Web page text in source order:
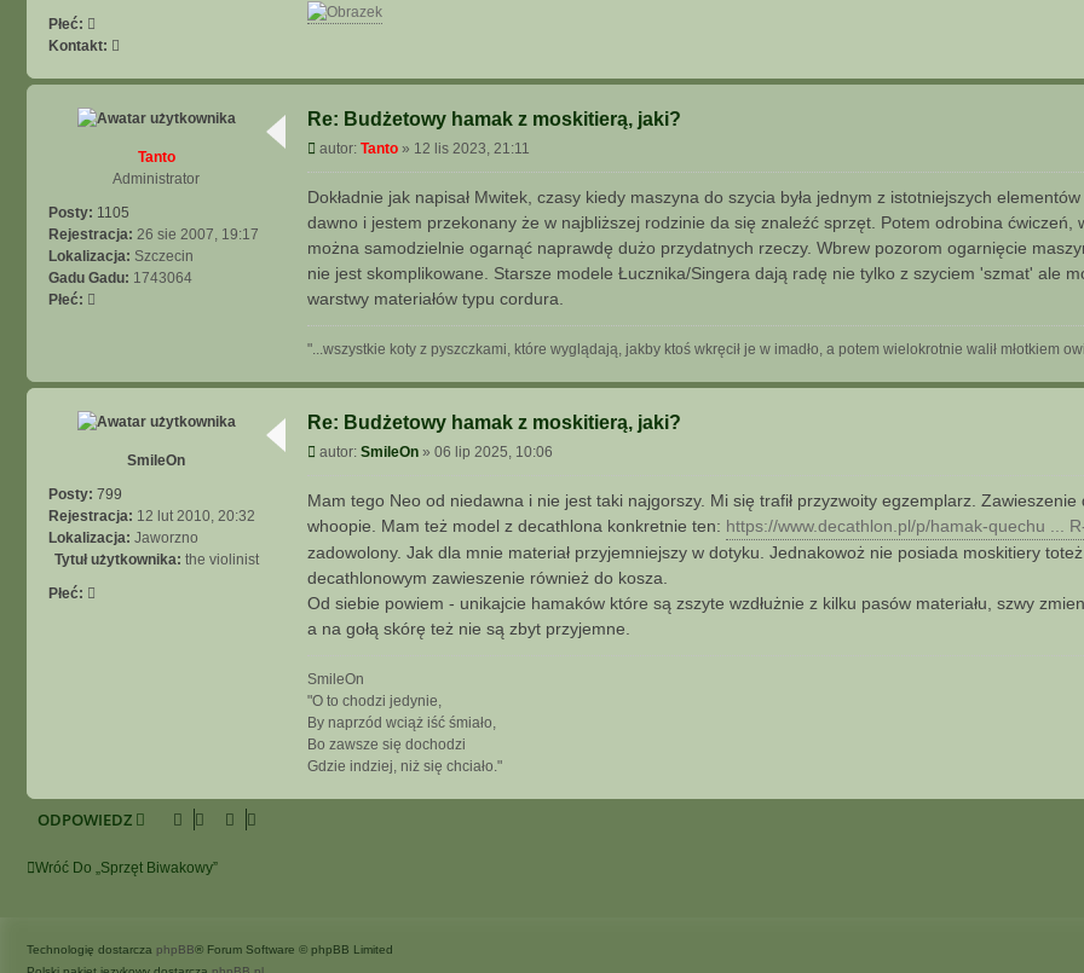
Płeć:
Kontakt:
o
k
u
j
s
i
i
t
Tanto
Administrator
Posty: 1105
Rejestracja: 26 sie 2007, 19:17
Lokalizacja: Szczecin
Gadu Gadu: 1743064
Płeć:
Re: Budżetowy hamak z moskitierą, jaki?
P
o
s
autor: Tanto » 12 lis 2023, 21:11
Dokładnie jak napisał Mwitek, czasy kiedy maszyna do szycia była jednym z istotniejszych
dawno i jestem przekonany że w najbliższej rodzinie da się znaleźć sprzęt. Potem odrobina ćwiczeń,
można samodzielnie ogarnąć naprawdę dużo przydatnych rzeczy. Wbrew pozorom ogarnięcie
nie jest skomplikowane. Starsze modele Łucznika/Singera dają radę nie tylko z szyciem 'szmat' ale
warstwy materiałów typu cordura.
"...wszystkie koty z pyszczkami, które wyglądają, jakby ktoś wkręcił je w imadło, a potem wielokrotnie walił młotkiem
SmileOn
Posty: 799
Rejestracja: 12 lut 2010, 20:32
Lokalizacja: Jaworzno
Tytuł użytkownika: the violinist
Płeć:
Re: Budżetowy hamak z moskitierą, jaki?
P
s
autor: SmileOn » 06 lip 2025, 10:06
Mam tego Neo od niedawna i nie jest taki najgorszy. Mi się trafił przyzwoity egzemplarz.
whoopie. Mam też model z decathlona konkretnie ten: https://www.decathlon.pl/p/hamak-quechu ...
zadowolony. Jak dla mnie materiał przyjemniejszy w dotyku. Jednakowoż nie posiada moskitiery
decathlonowym zawieszenie również do kosza.
Od siebie powiem - unikajcie hamaków które są zszyte wzdłużnie z kilku pasów materiału, szwy
a na gołą skórę też nie są zbyt przyjemne.
SmileOn
"O to chodzi jedynie,
By naprzód wciąż iść śmiało,
Bo zawsze się dochodzi
Gdzie indziej, niż się chciało."
ODPOWIEDZ
Wróć Do „Sprzęt Biwakowy”
Technologię dostarcza phpBB® Forum Software © phpBB Limited